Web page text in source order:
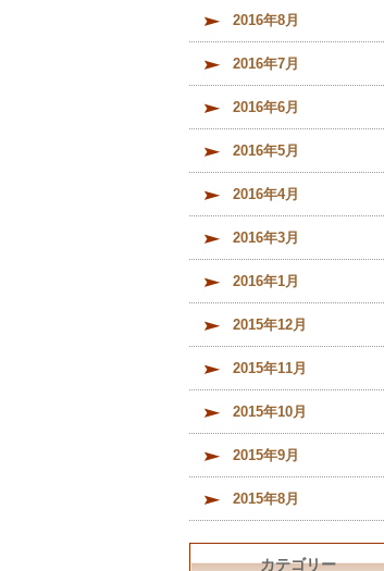
2016年8月
2016年7月
2016年6月
2016年5月
2016年4月
2016年3月
2016年1月
2015年12月
2015年11月
2015年10月
2015年9月
2015年8月
カテゴリー